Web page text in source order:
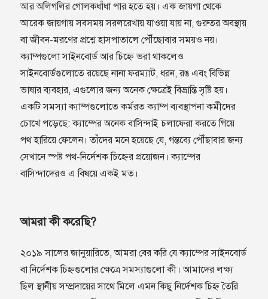
আর অলিগলির গোলকধাঁধা পার হতে হয়। এক জায়গা থেকে
আরেক জায়গায় সবসময় সরলরেখায় যাওয়া যায় না, গুরুতর অবস্থায়
বা জীবন-মরণের প্রশ্নে হাসপাতালে পৌঁছোবার সময়ও নয়।
ক্যাম্পগুলো সাইনবোর্ড আর চিহ্নে ভরা থাকলেও
সাইনবোর্ডগুলোতে রয়েছে নানা ফরম‍্যাট, ধরন, রঙ এবং বিভিন্ন
ভাষার ব‍্যবহার, এগুলোর জন‍্য অনেক ক্ষেত্রেই বিভ্রান্তি সৃষ্টি হয়।
একটি সমস্যা ক্যাম্পগুলোতে কর্মরত ক্যাম্প ব্যবস্থাপনা কর্মীদের
চোখে পড়েছে: ক্যাম্পের অনেক বাসিন্দাই চলাফেরা করতে গিয়ে
পথ হারিয়ে ফেলেন। তাঁদের মনে হয়েছে যে, গন্তব্যে পৌঁছাবার জন্য
সেখানে স্পষ্ট পথ-নির্দেশক চিহ্নের প্রয়োজন। ক্যাম্পের
বাসিন্দাদেরও এ বিষয়ে একই মত।
আমরা কী করেছি?
২০১৯ সালের জানুয়ারিতে, আমরা বের করি যে ক্যাম্পের সাইনবোর্ড
বা নির্দেশক চিহ্নগুলোর ক্ষেত্রে সমস্যাগুলো কী। আমাদের লক্ষ্য
ছিল স্থানীয় সম্প্রদায়ের সাথে মিলে এমন কিছু নির্দেশক চিহ্ন তৈরি